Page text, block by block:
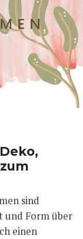
sind
und Form über
einen